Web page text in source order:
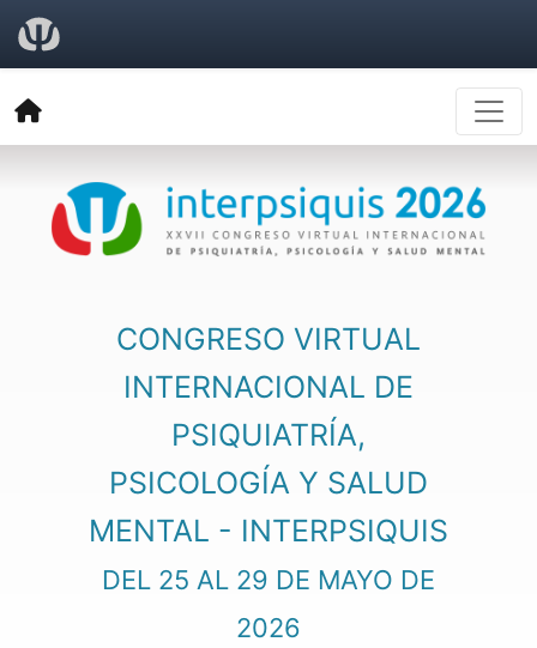
CONGRESO VIRTUAL
INTERNACIONAL DE
PSIQUIATRÍA,
PSICOLOGÍA Y SALUD
MENTAL - INTERPSIQUIS
DEL 25 AL 29 DE MAYO DE
2026